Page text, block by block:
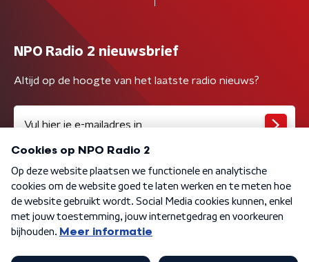
NPO Radio 2 nieuwsbrief
Altijd op de hoogte van het laatste radio nieuws?
Algemene voorwaarden